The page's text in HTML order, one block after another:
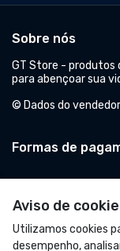
Aviso de
Utilizamos cookies
desempenho,